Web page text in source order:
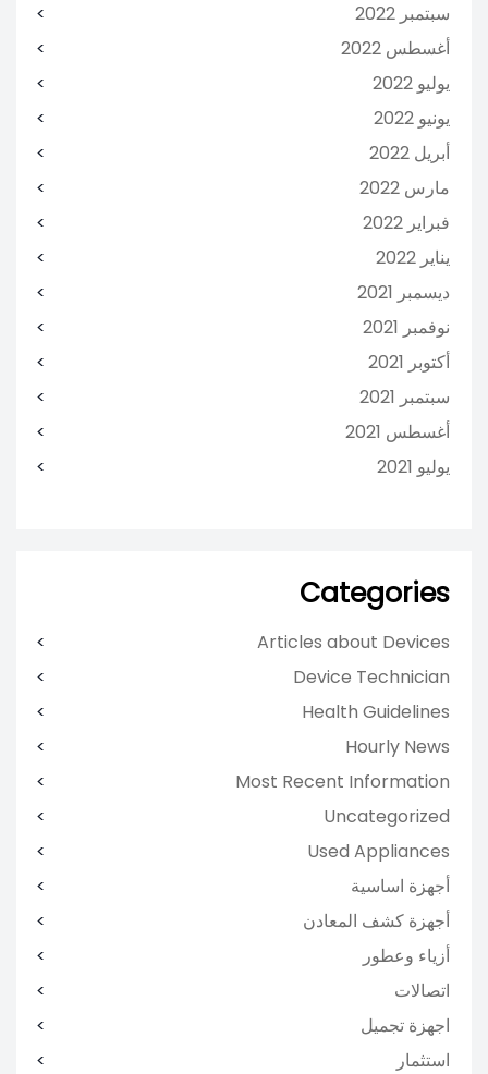
سبتمبر 2022
أغسطس 2022
يوليو 2022
يونيو 2022
أبريل 2022
مارس 2022
فبراير 2022
يناير 2022
ديسمبر 2021
نوفمبر 2021
أكتوبر 2021
سبتمبر 2021
أغسطس 2021
يوليو 2021
Categories
Articles about Devices
Device Technician
Health Guidelines
Hourly News
Most Recent Information
Uncategorized
Used Appliances
أجهزة اساسية
أجهزة كشف المعادن
أزياء وعطور
اتصالات
اجهزة تجميل
استثمار